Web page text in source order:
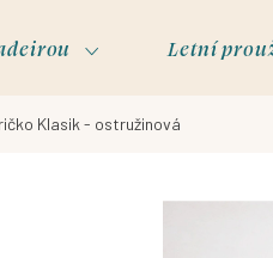
Letní
Klasik - ostružinová